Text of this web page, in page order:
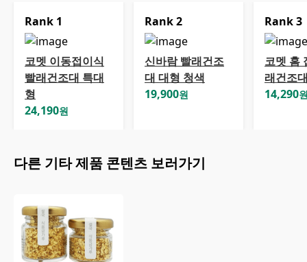
Rank 1
코멧 이동접이식
빨래건조대 특대
형
24,190원
Rank2
신바람 빨래건조
대 대형 청색
19,900원
Rank3
코멧 홈
래건조
14,290
다른 기타제품 콘텐츠 보러가기